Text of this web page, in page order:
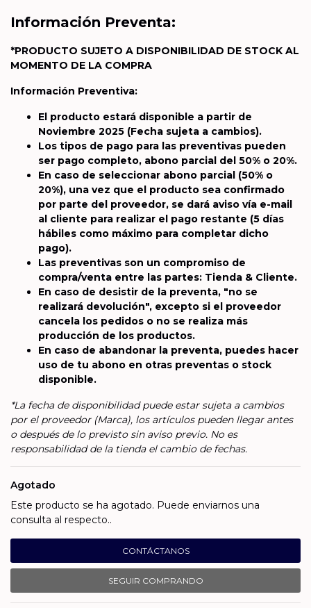
Información Preventa:
*PRODUCTO SUJETO A DISPONIBILIDAD DE STOCK AL
MOMENTO DE LA COMPRA
Información Preventiva:
El producto estará disponible a partir de
Noviembre 2025 (Fecha sujeta a cambios).
Los tipos de pago para las preventivas pueden
ser pago completo, abono parcial del 50% o 20%.
En caso de seleccionar abono parcial (50% o
20%), una vez que el producto sea confirmado
por parte del proveedor, se dará aviso vía e-mail
al cliente para realizar el pago restante (5 días
hábiles como máximo para completar dicho
pago).
Las preventivas son un compromiso de
compra/venta entre las partes: Tienda & Cliente.
En caso de desistir de la preventa, "no se
realizará devolución", excepto si el proveedor
cancela los pedidos o no se realiza más
producción de los productos.
En caso de abandonar la preventa, puedes hacer
uso de tu abono en otras preventas o stock
disponible.
*La fecha de disponibilidad puede estar sujeta a cambios
por el proveedor (Marca), los artículos pueden llegar antes
o después de lo previsto sin aviso previo. No es
responsabilidad de la tienda el cambio de fechas.
Agotado
Este producto se ha agotado. Puede enviarnos una
consulta al respecto..
CONTÁCTANOS
SEGUIR COMPRANDO